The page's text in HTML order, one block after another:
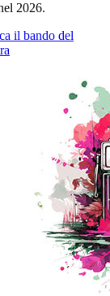
2026.
il bando del